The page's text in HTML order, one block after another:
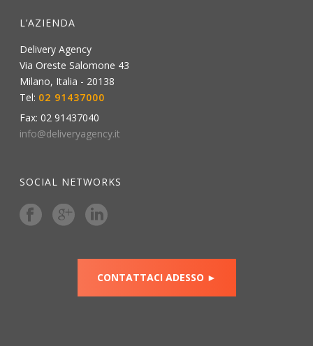
L’AZIENDA
Delivery Agency
Via Oreste Salomone 43
Milano, Italia - 20138
Tel: 02 91437000
Fax:02 91437040
info@deliveryagency.it
SOCIAL NETWORKS
CONTATTACI ADESSO ►